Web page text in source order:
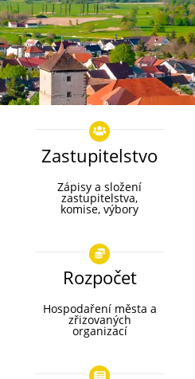
Zastupitelstvo
Zápisy a složení
zastupitelstva,
komise, výbory
Rozpočet
Hospodaření města a
zřizovaných
organizací